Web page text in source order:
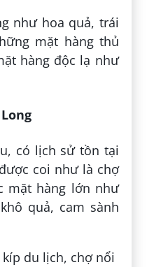
như hoa quả, trái
mặt hàng thủ
hàng độc lạ như
có lịch sử tồn tại
coi như là chợ
mặt hàng lớn như
quả, cam sành